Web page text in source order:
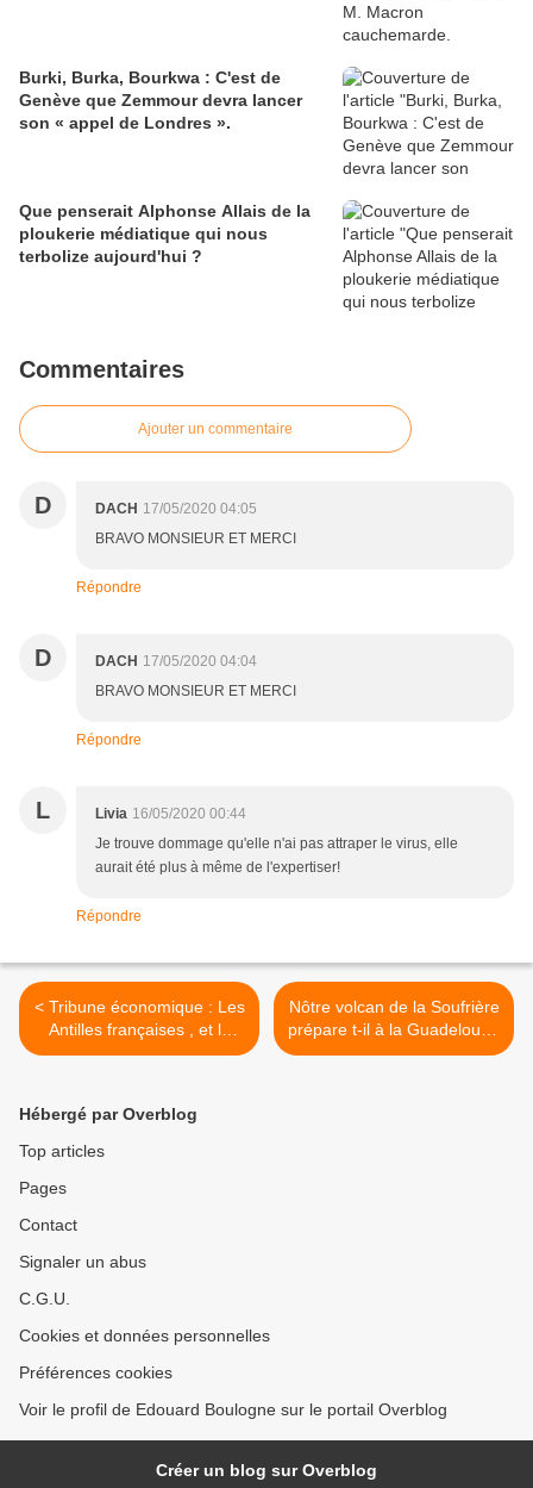
Burki, Burka, Bourkwa : C'est de
Genève que Zemmour devra lancer
son « appel de Londres ».
Que penserait Alphonse Allais de la
ploukerie médiatique qui nous
terbolize aujourd'hui ?
Commentaires
Ajouter un commentaire
D DACH 17/05/2020 04:05
BRAVO MONSIEUR ET MERCI
Répondre
D DACH 17/05/2020 04:04
BRAVO MONSIEUR ET MERCI
Répondre
L Livia 16/05/2020 00:44
Je trouve dommage qu'elle n'ai pas attraper le virus, elle
aurait été plus à même de l'expertiser!
Répondre
< Tribune économique : Les
Antilles françaises , et le
syndrome des "délices de
Nôtre volcan de la Soufrière
prépare t-il à la Guadeloupe
un nouveau coup de
Hébergé par Overblog
Top articles
Pages
Contact
Signaler un abus
C.G.U.
Cookies et données personnelles
Préférences cookies
Voir le profil de Edouard Boulogne sur le portail Overblog
Créer un blog sur Overblog